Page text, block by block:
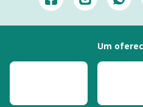
Um